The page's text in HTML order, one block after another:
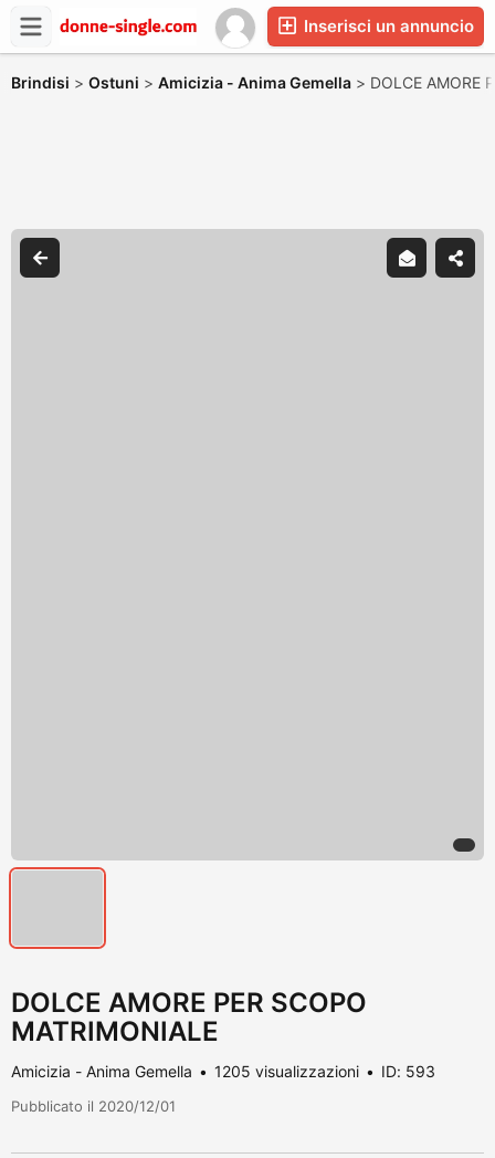
Inserisci un annuncio
Brindisi > Ostuni > Amicizia - Anima Gemella > DOLCE AMORE
DOLCE AMORE PER SCOPO
MATRIMONIALE
Amicizia - Anima Gemella 1205 visualizzazioni ID: 593
Pubblicato il 2020/12/01